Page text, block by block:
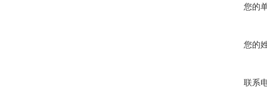
您的
您的
联系